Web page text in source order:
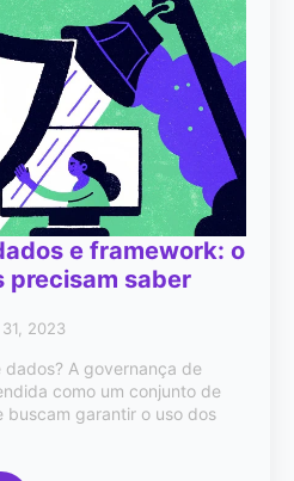
e framework: o
precisam saber
2023
A governança de
como um conjunto de
buscam garantir o uso dos